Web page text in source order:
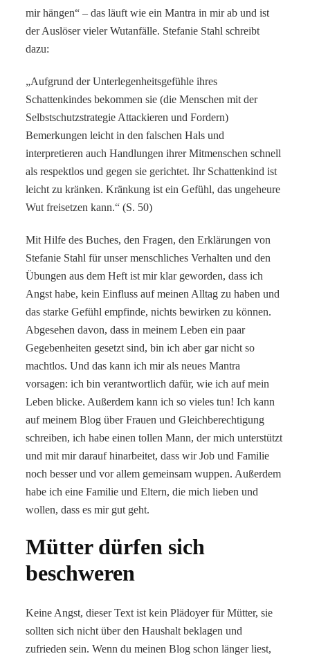
mir hängen“ – das läuft wie ein Mantra in mir ab und ist
der Auslöser vieler Wutanfälle. Stefanie Stahl schreibt
dazu:
„Aufgrund der Unterlegenheitsgefühle ihres
Schattenkindes bekommen sie (die Menschen mit der
Selbstschutzstrategie Attackieren und Fordern)
Bemerkungen leicht in den falschen Hals und
interpretieren auch Handlungen ihrer Mitmenschen schnell
als respektlos und gegen sie gerichtet. Ihr Schattenkind ist
leicht zu kränken. Kränkung ist ein Gefühl, das ungeheure
Wut freisetzen kann.“ (S. 50)
Mit Hilfe des Buches, den Fragen, den Erklärungen von
Stefanie Stahl für unser menschliches Verhalten und den
Übungen aus dem Heft ist mir klar geworden, dass ich
Angst habe, kein Einfluss auf meinen Alltag zu haben und
das starke Gefühl empfinde, nichts bewirken zu können.
Abgesehen davon, dass in meinem Leben ein paar
Gegebenheiten gesetzt sind, bin ich aber gar nicht so
machtlos. Und das kann ich mir als neues Mantra
vorsagen: ich bin verantwortlich dafür, wie ich auf mein
Leben blicke. Außerdem kann ich so vieles tun! Ich kann
auf meinem Blog über Frauen und Gleichberechtigung
schreiben, ich habe einen tollen Mann, der mich unterstützt
und mit mir darauf hinarbeitet, dass wir Job und Familie
noch besser und vor allem gemeinsam wuppen. Außerdem
habe ich eine Familie und Eltern, die mich lieben und
wollen, dass es mir gut geht.
Mütter dürfen sich
beschweren
Keine Angst, dieser Text ist kein Plädoyer für Mütter, sie
sollten sich nicht über den Haushalt beklagen und
zufrieden sein. Wenn du meinen Blog schon länger liest,